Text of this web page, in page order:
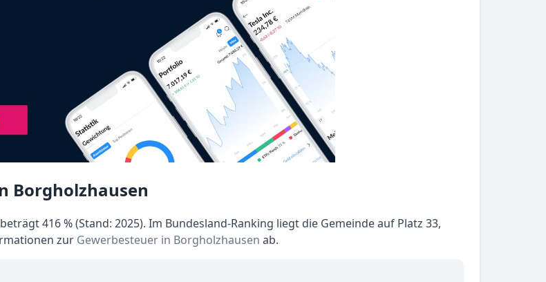
Borgholzhausen
416 % (Stand: 2025). Im Bundesland-Ranking liegt die Gemeinde auf Platz 33,
zur Gewerbesteuer in Borgholzhausen ab.